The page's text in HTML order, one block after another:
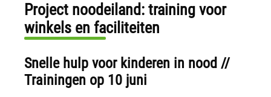
Project noodeiland: training voor
winkels en faciliteiten
Snelle hulp voor kinderen in nood //
Trainingen op 10 juni